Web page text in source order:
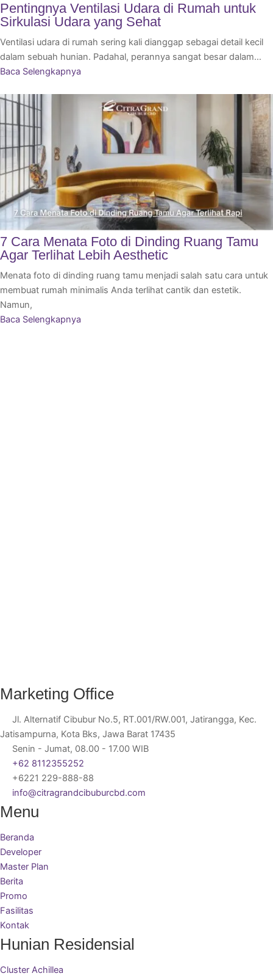
Pentingnya Ventilasi Udara di Rumah untuk
Sirkulasi Udara yang Sehat
Ventilasi udara di rumah sering kali dianggap sebagai detail kecil
dalam sebuah hunian. Padahal, perannya sangat besar dalam…
Baca Selengkapnya
7 Cara Menata Foto di Dinding Ruang Tamu
Agar Terlihat Lebih Aesthetic
Menata foto di dinding ruang tamu menjadi salah satu cara untuk
membuat rumah minimalis Anda terlihat cantik dan estetik.
Namun,
Baca Selengkapnya
Marketing Office
Jl. Alternatif Cibubur No.5, RT.001/RW.001, Jatirangga, Kec.
Jatisampurna, Kota Bks, Jawa Barat 17435
Senin - Jumat, 08.00 - 17.00 WIB
+62 8112355252
+6221 229-888-88
info@citragrandcibuburcbd.com
Menu
Beranda
Developer
Master Plan
Berita
Promo
Fasilitas
Kontak
Hunian Residensial
Cluster Achillea